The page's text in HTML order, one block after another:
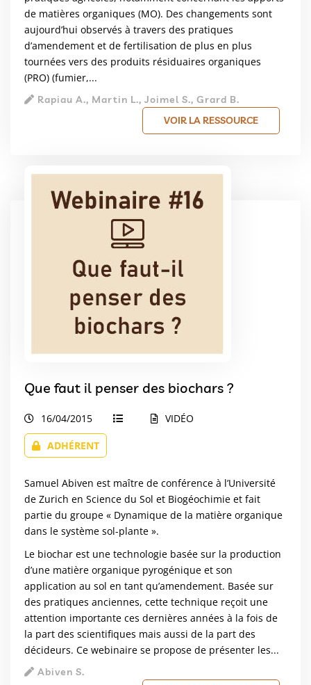
de matières organiques (MO). Des changements sont
aujourd’hui observés à travers des pratiques
d’amendement et de fertilisation de plus en plus
tournées vers des produits résiduaires organiques
(PRO) (fumier,...
Rapiau A., Martin L., Joimel S., Grard B.
VOIR LA RESSOURCE
Que faut il penser des biochars ?
16/04/2015 VIDÉO
ADHÉRENT
Samuel Abiven est maître de conférence à l’Université
de Zurich en Science du Sol et Biogéochimie et fait
partie du groupe « Dynamique de la matière organique
dans le système sol-plante ».
Le biochar est une technologie basée sur la production
d’une matière organique pyrogénique et son
application au sol en tant qu’amendement. Basée sur
des pratiques anciennes, cette technique reçoit une
attention importante ces dernières années à la fois de
la part des scientifiques mais aussi de la part des
décideurs. Ce webinaire se propose de présenter les...
Abiven S.